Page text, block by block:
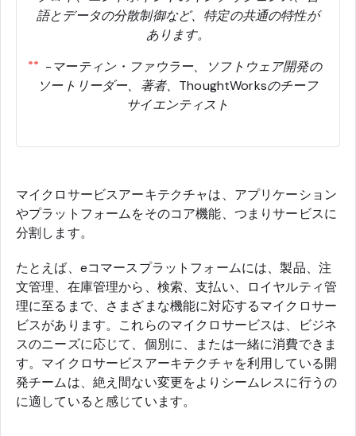
語とデータの分散制御など、特定の共通の特性が
あります。
-マーティン・ファウラー、ソフトウェア開発の
ソートリーダー、著者、ThoughtWorksのチーフ
サイエンティスト
マイクロサービスアーキテクチャは、アプリケーション
やプラットフォームをそのコア機能、つまりサービスに
分割します。
たとえば、eコマースプラットフォームには、製品、注
文管理、在庫管理から、検索、支払い、ロイヤルティ管
理に至るまで、さまざまな機能に対応するマイクロサー
ビスがあります。これらのマイクロサービスは、ビジネ
スのニーズに応じて、個別に、または一緒に消費できま
す。マイクロサービスアーキテクチャを利用している開
発チームは、絶え間ない変更をよりシームレスに行うの
に適していると感じています。